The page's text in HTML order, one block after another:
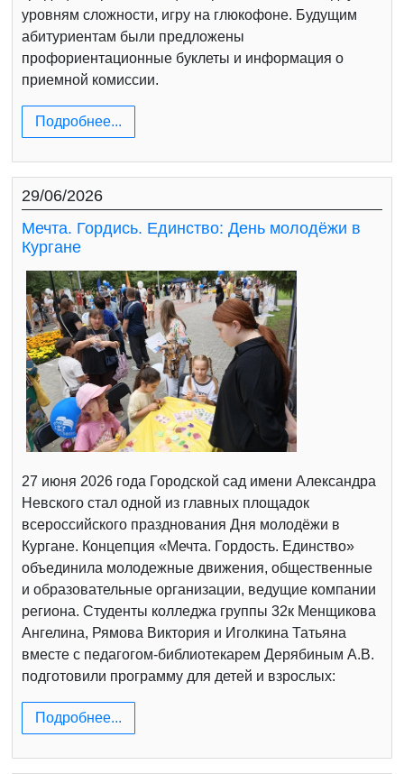
уровням сложности, игру на глюкофоне. Будущим
абитуриентам были предложены
профориентационные буклеты и информация о
приемной комиссии.
Подробнее...
29/06/2026
Мечта. Гордись. Единство: День молодёжи в
Кургане
27 июня 2026 года Городской сад имени Александра
Невского стал одной из главных площадок
всероссийского празднования Дня молодёжи в
Кургане. Концепция «Мечта. Гордость. Единство»
объединила молодежные движения, общественные
и образовательные организации, ведущие компании
региона. Студенты колледжа группы 32к Менщикова
Ангелина, Рямова Виктория и Иголкина Татьяна
вместе с педагогом-библиотекарем Дерябиным А.В.
подготовили программу для детей и взрослых:
Подробнее...